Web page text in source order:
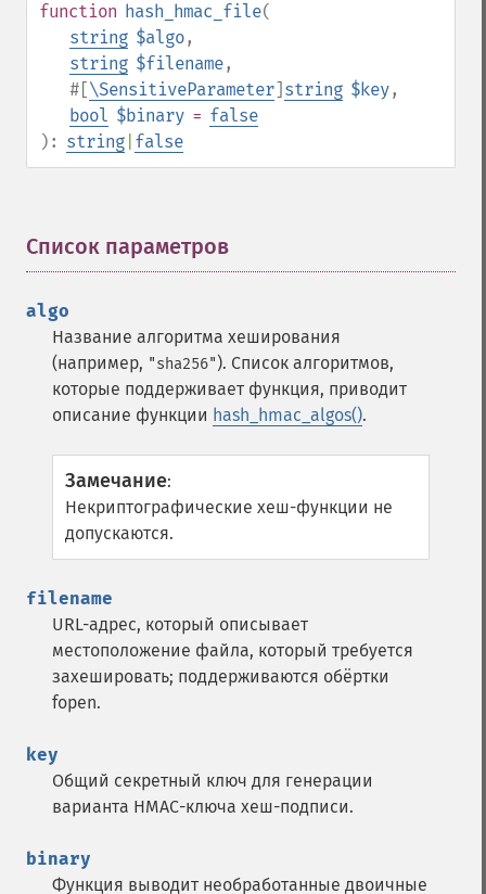
function hash_hmac_file(
string $algo,
string $filename,
#[\SensitiveParameter] string $key,
bool $binary = false
): string false
Список параметров
algo
Название алгоритма хеширования
(например, "sha256"). Список алгоритмов,
которые поддерживает функция, приводит
описание функции hash_hmac_algos().
Замечание:
Некриптографические хеш-функции не
допускаются.
filename
URL-адрес, который описывает
местоположение файла, который требуется
захешировать; поддерживаются обёртки
fopen.
key
Общий секретный ключ для генерации
варианта HMAC-ключа хеш-подписи.
binary
Функция выводит необработанные двоичные